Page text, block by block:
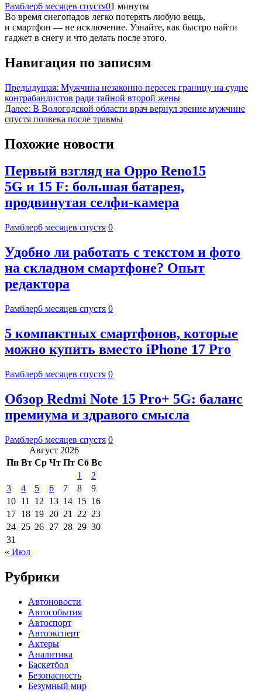
Рамблер6 месяцев спустя01 минуты
Во время снегопадов легко потерять любую вещь,
и смартфон — не исключение. Узнайте, как быстро найти
гаджет в снегу и что делать после этого.
Навигация по записям
Предыдущая: Мужчина незаконно пересек границу на судне
контрабандистов ради тайной второй жены
Далее: В Вологодской области врач вернул зрение мужчине
спустя полвека после травмы
Похожие новости
Первый взгляд на Oppo Reno15
5G и 15 F: большая батарея,
продвинутая селфи-камера
Рамблер6 месяцев спустя 0
Удобно ли работать с текстом и фото
на складном смартфоне? Опыт
редактора
Рамблер6 месяцев спустя 0
5 компактных смартфонов, которые
можно купить вместо iPhone 17 Pro
Рамблер6 месяцев спустя 0
Обзор Redmi Note 15 Pro+ 5G: баланс
премиума и здравого смысла
Рамблер6 месяцев спустя 0
Август 2026
Пн Вт Ср Чт Пт Сб Вс
1
2
3
4 5 6 7 8
9
10 11 12 13 14 15 16
17 18 19 20 21 22 23
24 25 26 27 28 29 30
31
« Июл
Рубрики
Автоновости
Автособытия
Автоспорт
Автоэксперт
Актеры
Аналитика
Баскетбол
Безопасность
Безумный мир